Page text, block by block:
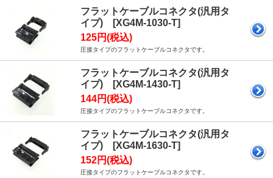
フラットケーブルコネクタ(汎用タ
イプ) [XG4M-1030-T]
125円(税込)
圧接タイプのフラットケーブルコネクタです。
フラットケーブルコネクタ(汎用タ
イプ) [XG4M-1430-T]
144円(税込)
圧接タイプのフラットケーブルコネクタです。
フラットケーブルコネクタ(汎用タ
イプ) [XG4M-1630-T]
152円(税込)
圧接タイプのフラットケーブルコネクタです。